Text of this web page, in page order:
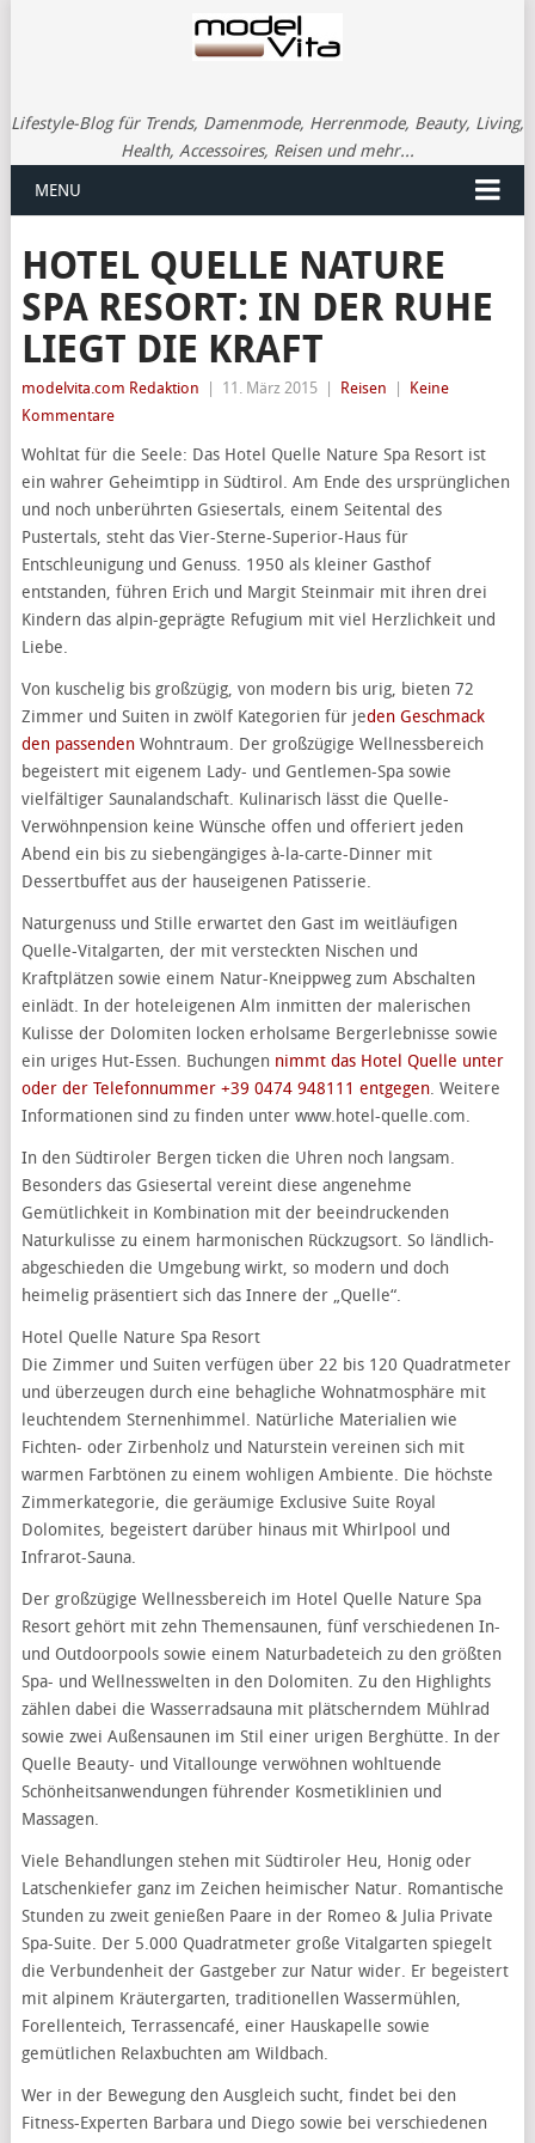
Lifestyle-Blog für Trends, Damenmode, Herrenmode, Beauty, Living,
Health, Accessoires, Reisen und mehr...
MENU
HOTEL QUELLE NATURE
SPA RESORT: IN DER RUHE
LIEGT DIE KRAFT
modelvita.com Redaktion 11. März 2015 Reisen
Keine
Kommentare
Wohltat für die Seele: Das Hotel Quelle Nature Spa Resort ist
ein wahrer Geheimtipp in Südtirol. Am Ende des ursprünglichen
und noch unberührten Gsiesertals, einem Seitental des
Pustertals, steht das Vier-Sterne-Superior-Haus für
Entschleunigung und Genuss. 1950 als kleiner Gasthof
entstanden, führen Erich und Margit Steinmair mit ihren drei
Kindern das alpin-geprägte Refugium mit viel Herzlichkeit und
Liebe.
Von kuschelig bis großzügig, von modern bis urig, bieten 72
Zimmer und Suiten in zwölf Kategorien für jeden Geschmack
den passendenWohntraum. Der großzügige Wellnessbereich
begeistert mit eigenem Lady- und Gentlemen-Spa sowie
vielfältiger Saunalandschaft. Kulinarisch lässt die Quelle-
Verwöhnpension keine Wünsche offen und offeriert jeden
Abend ein bis zu siebengängiges à-la-carte-Dinner mit
Dessertbuffet aus der hauseigenen Patisserie.
Naturgenuss und Stille erwartet den Gast im weitläufigen
Quelle-Vitalgarten, der mit versteckten Nischen und
Kraftplätzen sowie einem Natur-Kneippweg zum Abschalten
einlädt. In der hoteleigenen Alm inmitten der malerischen
Kulisse der Dolomiten locken erholsame Bergerlebnisse sowie
ein uriges Hut-Essen. Buchungen nimmt das Hotel Quelle unter
oder der Telefonnummer +39 0474 948111 entgegen. Weitere
Informationen sind zu finden unter www.hotel-quelle.com.
In den Südtiroler Bergen ticken die Uhren noch langsam.
Besonders das Gsiesertal vereint diese angenehme
Gemütlichkeit in Kombination mit der beeindruckenden
Naturkulisse zu einem harmonischen Rückzugsort. So ländlich-
abgeschieden die Umgebung wirkt, so modern und doch
heimelig präsentiert sich das Innere der „Quelle“.
Hotel Quelle Nature Spa Resort
Die Zimmer und Suiten verfügen über 22 bis 120 Quadratmeter
und überzeugen durch eine behagliche Wohnatmosphäre mit
leuchtendem Sternenhimmel. Natürliche Materialien wie
Fichten- oder Zirbenholz und Naturstein vereinen sich mit
warmen Farbtönen zu einem wohligen Ambiente. Die höchste
Zimmerkategorie, die geräumige Exclusive Suite Royal
Dolomites, begeistert darüber hinaus mit Whirlpool und
Infrarot-Sauna.
Der großzügige Wellnessbereich im Hotel Quelle Nature Spa
Resort gehört mit zehn Themensaunen, fünf verschiedenen In-
und Outdoorpools sowie einem Naturbadeteich zu den größten
Spa- und Wellnesswelten in den Dolomiten. Zu den Highlights
zählen dabei die Wasserradsauna mit plätscherndem Mühlrad
sowie zwei Außensaunen im Stil einer urigen Berghütte. In der
Quelle Beauty- und Vitallounge verwöhnen wohltuende
Schönheitsanwendungen führender Kosmetiklinien und
Massagen.
Viele Behandlungen stehen mit Südtiroler Heu, Honig oder
Latschenkiefer ganz im Zeichen heimischer Natur. Romantische
Stunden zu zweit genießen Paare in der Romeo & Julia Private
Spa-Suite. Der 5.000 Quadratmeter große Vitalgarten spiegelt
die Verbundenheit der Gastgeber zur Natur wider. Er begeistert
mit alpinem Kräutergarten, traditionellen Wassermühlen,
Forellenteich, Terrassencafé, einer Hauskapelle sowie
gemütlichen Relaxbuchten am Wildbach.
Wer in der Bewegung den Ausgleich sucht, findet bei den
Fitness-Experten Barbara und Diego sowie bei verschiedenen